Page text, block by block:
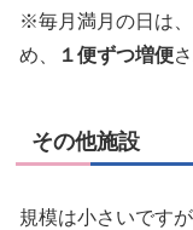
※毎月満月の日は
め、
１便ずつ増便
その他施設
規模は小さいです